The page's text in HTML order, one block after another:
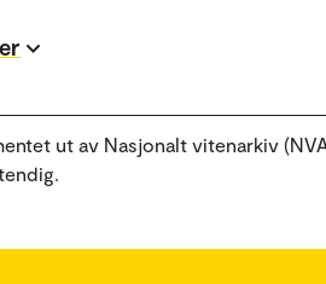
ut av Nasjonalt vitenarkiv